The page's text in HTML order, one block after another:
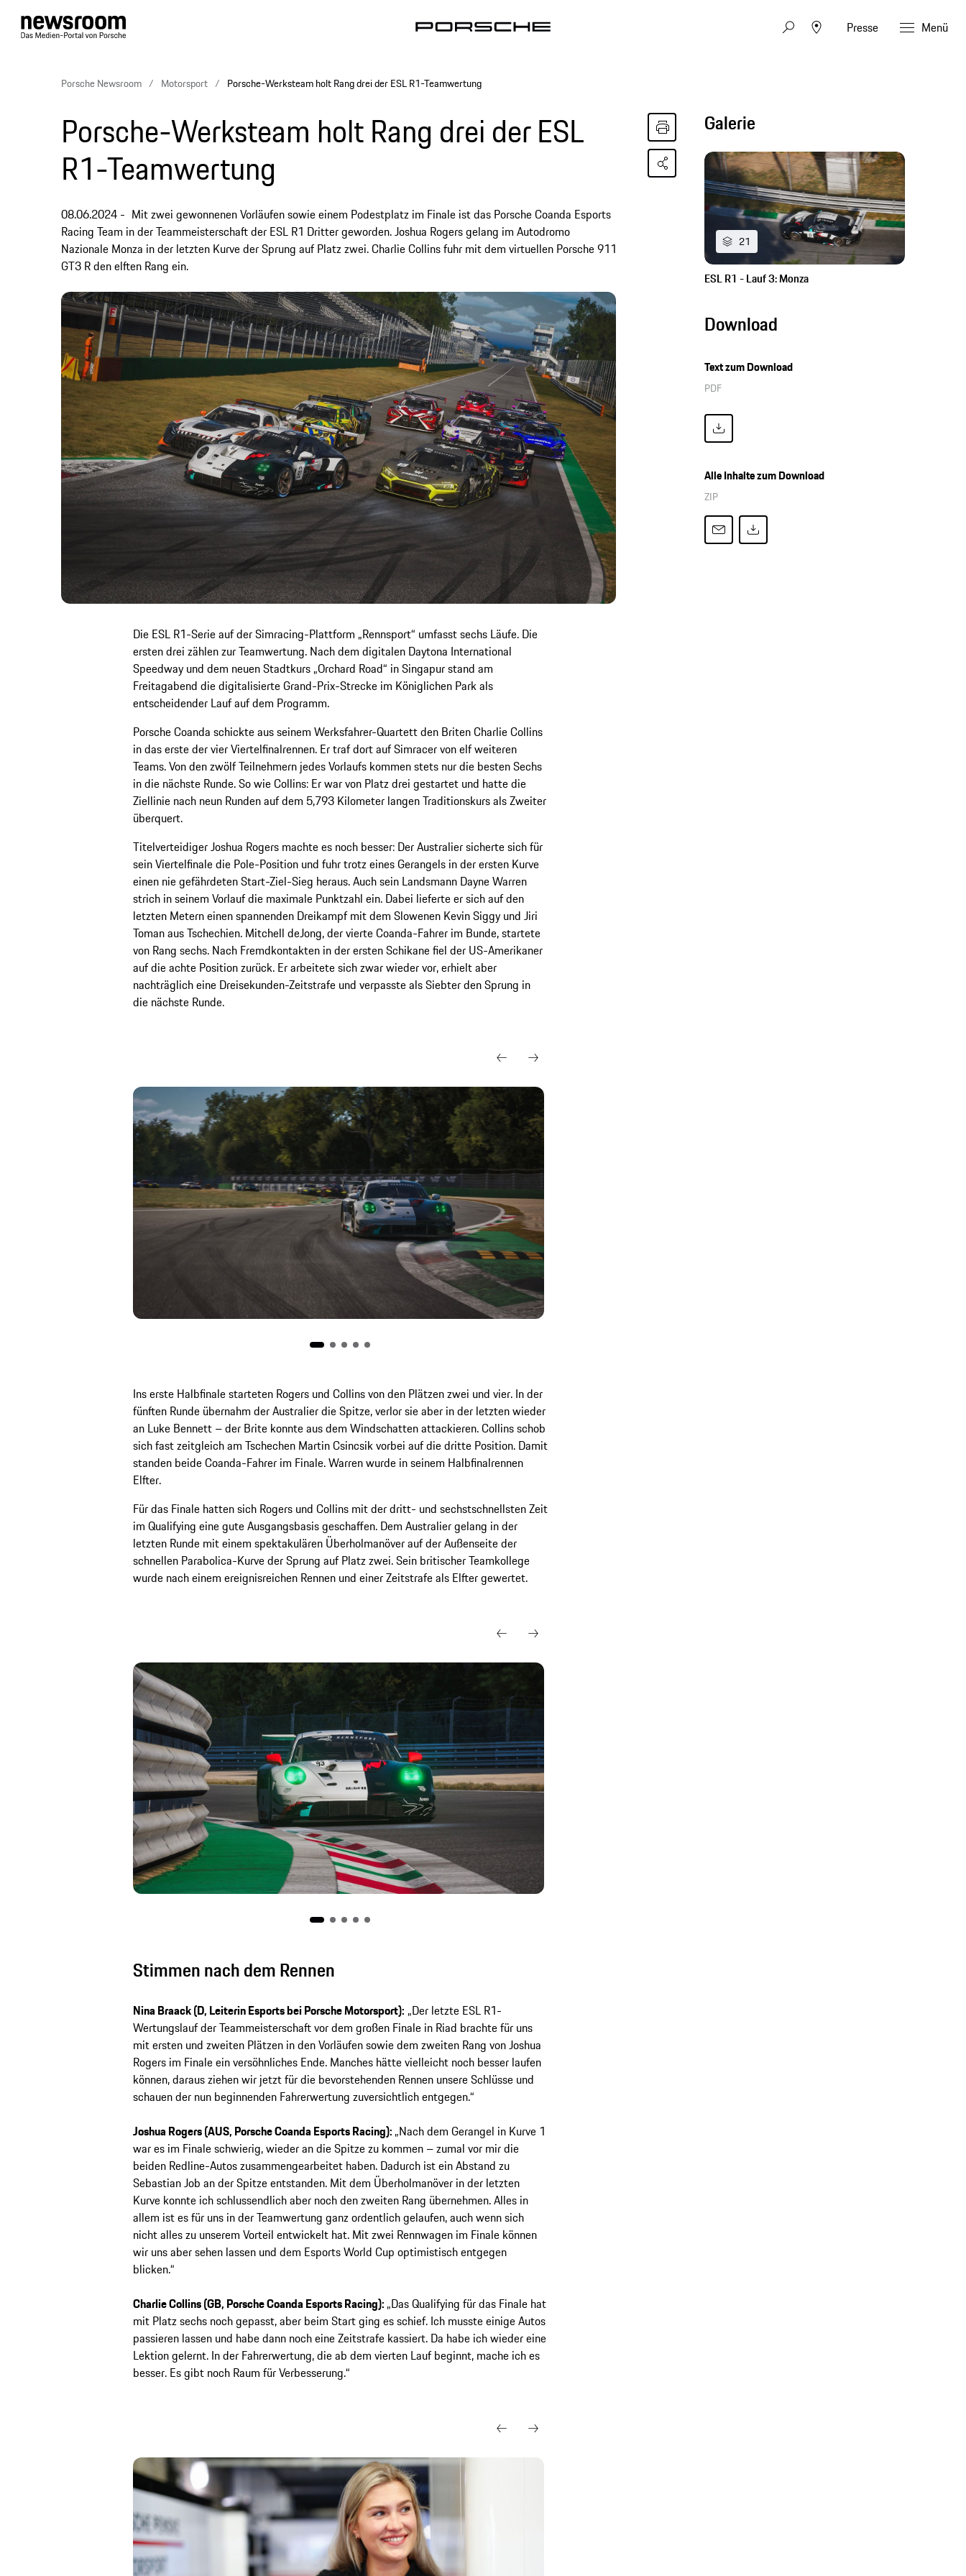
Presse Menü
Porsche Newsroom Motorsport Porsche-Werksteam holt Rang drei der ESL R1-Teamwertung
Porsche-Werksteam holt Rang drei der ESL
R1-Teamwertung
08.06.2024
Mit zwei gewonnenen Vorläufen sowie einem Podestplatz im Finale ist das Porsche Coanda Esports
Racing Team in der Teammeisterschaft der ESL R1 Dritter geworden. Joshua Rogers gelang im Autodromo
Nazionale Monza in der letzten Kurve der Sprung auf Platz zwei. Charlie Collins fuhr mit dem virtuellen Porsche 911
GT3 R den elften Rang ein.
Die ESL R1-Serie auf der Simracing-Plattform „Rennsport“ umfasst sechs Läufe. Die
ersten drei zählen zur Teamwertung. Nach dem digitalen Daytona International
Speedway und dem neuen Stadtkurs „Orchard Road“ in Singapur stand am
Freitagabend die digitalisierte Grand-Prix-Strecke im Königlichen Park als
entscheidender Lauf auf dem Programm.
Porsche Coanda schickte aus seinem Werksfahrer-Quartett den Briten Charlie Collins
in das erste der vier Viertelfinalrennen. Er traf dort auf Simracer von elf weiteren
Teams. Von den zwölf Teilnehmern jedes Vorlaufs kommen stets nur die besten Sechs
in die nächste Runde. So wie Collins: Er war von Platz drei gestartet und hatte die
Ziellinie nach neun Runden auf dem 5,793 Kilometer langen Traditionskurs als Zweiter
überquert.
Titelverteidiger Joshua Rogers machte es noch besser: Der Australier sicherte sich für
sein Viertelfinale die Pole-Position und fuhr trotz eines Gerangels in der ersten Kurve
einen nie gefährdeten Start-Ziel-Sieg heraus. Auch sein Landsmann Dayne Warren
strich in seinem Vorlauf die maximale Punktzahl ein. Dabei lieferte er sich auf den
letzten Metern einen spannenden Dreikampf mit dem Slowenen Kevin Siggy und Jiri
Toman aus Tschechien. Mitchell deJong, der vierte Coanda-Fahrer im Bunde, startete
von Rang sechs. Nach Fremdkontakten in der ersten Schikane fiel der US-Amerikaner
auf die achte Position zurück. Er arbeitete sich zwar wieder vor, erhielt aber
nachträglich eine Dreisekunden-Zeitstrafe und verpasste als Siebter den Sprung in
die nächste Runde.
Ins erste Halbfinale starteten Rogers und Collins von den Plätzen zwei und vier. In der
fünften Runde übernahm der Australier die Spitze, verlor sie aber in der letzten wieder
an Luke Bennett – der Brite konnte aus dem Windschatten attackieren. Collins schob
sich fast zeitgleich am Tschechen Martin Csincsik vorbei auf die dritte Position. Damit
standen beide Coanda-Fahrer im Finale. Warren wurde in seinem Halbfinalrennen
Elfter.
Für das Finale hatten sich Rogers und Collins mit der dritt- und sechstschnellsten Zeit
im Qualifying eine gute Ausgangsbasis geschaffen. Dem Australier gelang in der
letzten Runde mit einem spektakulären Überholmanöver auf der Außenseite der
schnellen Parabolica-Kurve der Sprung auf Platz zwei. Sein britischer Teamkollege
wurde nach einem ereignisreichen Rennen und einer Zeitstrafe als Elfter gewertet.
Stimmen nach dem Rennen
Nina Braack (D, Leiterin Esports bei Porsche Motorsport): „Der letzte ESL R1-
Wertungslauf der Teammeisterschaft vor dem großen Finale in Riad brachte für uns
mit ersten und zweiten Plätzen in den Vorläufen sowie dem zweiten Rang von Joshua
Rogers im Finale ein versöhnliches Ende. Manches hätte vielleicht noch besser laufen
können, daraus ziehen wir jetzt für die bevorstehenden Rennen unsere Schlüsse und
schauen der nun beginnenden Fahrerwertung zuversichtlich entgegen.“
Joshua Rogers (AUS, Porsche Coanda Esports Racing): „Nach dem Gerangel in Kurve 1
war es im Finale schwierig, wieder an die Spitze zu kommen – zumal vor mir die
beiden Redline-Autos zusammengearbeitet haben. Dadurch ist ein Abstand zu
Sebastian Job an der Spitze entstanden. Mit dem Überholmanöver in der letzten
Kurve konnte ich schlussendlich aber noch den zweiten Rang übernehmen. Alles in
allem ist es für uns in der Teamwertung ganz ordentlich gelaufen, auch wenn sich
nicht alles zu unserem Vorteil entwickelt hat. Mit zwei Rennwagen im Finale können
wir uns aber sehen lassen und dem Esports World Cup optimistisch entgegen
blicken.“
Charlie Collins (GB, Porsche Coanda Esports Racing): „Das Qualifying für das Finale hat
mit Platz sechs noch gepasst, aber beim Start ging es schief. Ich musste einige Autos
passieren lassen und habe dann noch eine Zeitstrafe kassiert. Da habe ich wieder eine
Lektion gelernt. In der Fahrerwertung, die ab dem vierten Lauf beginnt, mache ich es
besser. Es gibt noch Raum für Verbesserung.“
Galerie
21
ESL R1 - Lauf 3: Monza
Download
Text zum Download
PDF
Alle Inhalte zum Download
ZIP